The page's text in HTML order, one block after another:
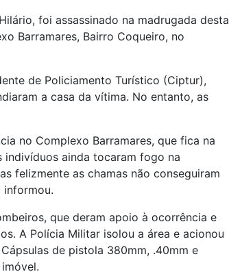
foi assassinado na madrugada desta
Barramares, Bairro Coqueiro, no
de Policiamento Turístico (Ciptur),
a casa da vítima. No entanto, as
no Complexo Barramares, que fica na
ainda tocaram fogo na
felizmente as chamas não conseguiram
informou.
que deram apoio à ocorrência e
A Polícia Militar isolou a área e acionou
de pistola 380mm, .40mm e